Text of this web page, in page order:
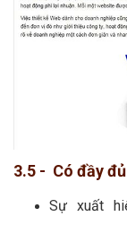
3.5 - Có đầy
Sự xuất